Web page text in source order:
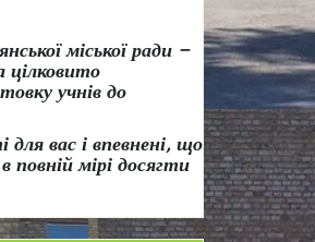
міської ради –
цілковито
учнів до
вас і впевнені, що
повній мірі досягти